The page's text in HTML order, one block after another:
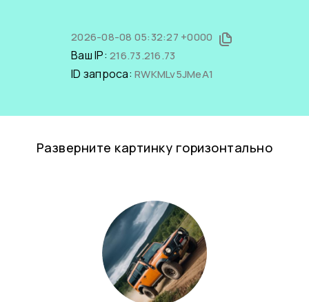
2026-08-08 05:32:27 +0000
Ваш IP: 216.73.216.73
ID запроса: RWKMLv5JMeA1
Разверните картинку горизонтально